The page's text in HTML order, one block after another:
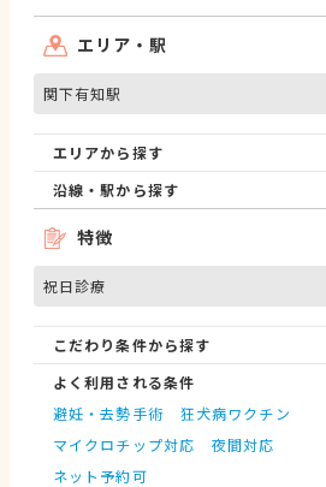
エリア・駅
関下有知駅
エリアから探す
沿線・駅から探す
特徴
祝日診療
こだわり条件から探す
よく利用される条件
避妊・去勢手術
狂犬病ワクチン
マイクロチップ対応
夜間対応
ネット予約可